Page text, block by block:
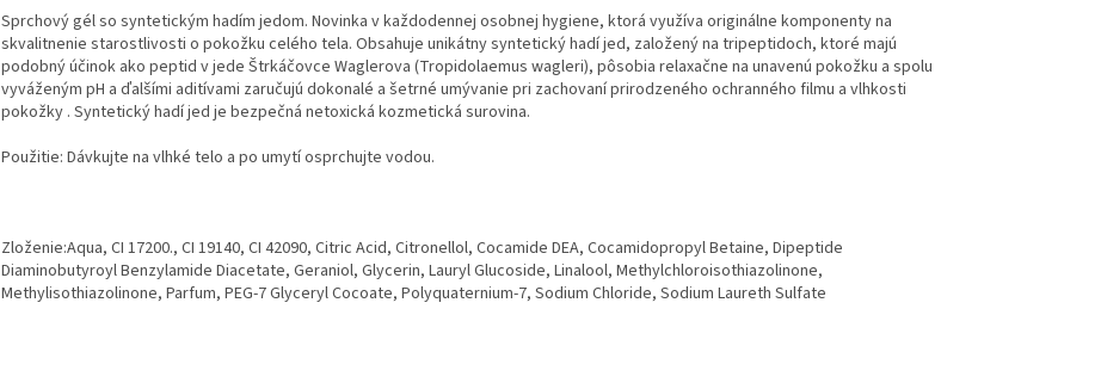
Sprchový gél so syntetickým hadím jedom. Novinka v každodennej osobnej hygiene, ktorá využíva originálne komponenty na
skvalitnenie starostlivosti o pokožku celého tela. Obsahuje unikátny syntetický hadí jed, založený na tripeptidoch, ktoré majú
podobný účinok ako peptid v jede Štrkáčovce Waglerova (Tropidolaemus wagleri), pôsobia relaxačne na unavenú pokožku a spolu
vyváženým pH a ďalšími aditívami zaručujú dokonalé a šetrné umývanie pri zachovaní prirodzeného ochranného filmu a vlhkosti
pokožky . Syntetický hadí jed je bezpečná netoxická kozmetická surovina.
Použitie: Dávkujte na vlhké telo a po umytí osprchujte vodou.
Zloženie:Aqua, CI 17200., CI 19140, CI 42090, Citric Acid, Citronellol, Cocamide DEA, Cocamidopropyl Betaine, Dipeptide
Diaminobutyroyl Benzylamide Diacetate, Geraniol, Glycerin, Lauryl Glucoside, Linalool, Methylchloroisothiazolinone,
Methylisothiazolinone, Parfum, PEG-7 Glyceryl Cocoate, Polyquaternium-7, Sodium Chloride, Sodium Laureth Sulfate